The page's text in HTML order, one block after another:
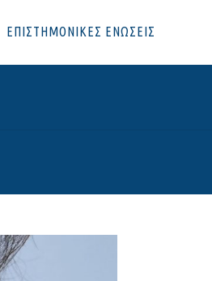
ΕΠΙΣΤΗΜΟΝΙΚΕΣ ΕΝΩΣΕΙΣ